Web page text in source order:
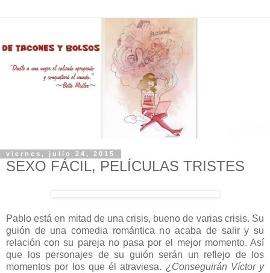
viernes, julio 24, 2015
SEXO FÁCIL, PELÍCULAS TRISTES
Pablo está en mitad de una crisis, bueno de varias crisis. Su
guión de una comedia romántica no acaba de salir y su
relación con su pareja no pasa por el mejor momento. Así
que los personajes de su guión serán un reflejo de los
momentos por los que él atraviesa. ¿Conseguirán Víctor y